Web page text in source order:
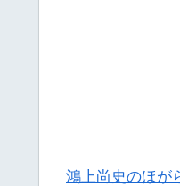
鴻上尚史のほが